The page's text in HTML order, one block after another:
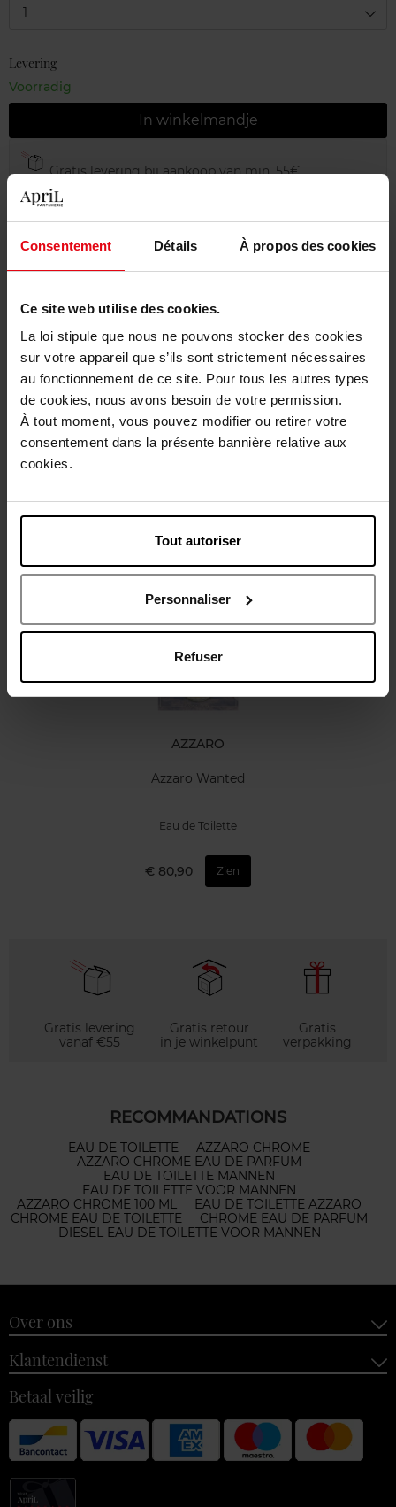
Consentement Détails À propos des cookies
Ce site web utilise des cookies.
La loi stipule que nous ne pouvons stocker des cookies
sur votre appareil que s’ils sont strictement nécessaires
au fonctionnement de ce site. Pour tous les autres types
de cookies, nous avons besoin de votre permission.
À tout moment, vous pouvez modifier ou retirer votre
consentement dans la présente bannière relative aux
cookies.
Tout autoriser
Personnaliser
Refuser
1
Levering
Voorradig
In winkelmandje
Gratis levering bij aankoop van min. 55€
Gratis retour in je winkelpunt
Beschrijving
Gebruiksadvies
Karakteristieken
Review Beleid inzake klantbeoordelingen
Nog iets vergeten ?
AZZARO
Azzaro Wanted
Eau de Toilette
€ 80,90 Zien
Gratis levering
vanaf €55
Gratis retour
in je winkelpunt
Gratis
verpakking
RECOMMANDATIONS
EAU DE TOILETTE
AZZARO CHROME
AZZARO CHROME EAU DE PARFUM
EAU DE TOILETTE MANNEN
EAU DE TOILETTE VOOR MANNEN
AZZARO CHROME 100 ML
EAU DE TOILETTE AZZARO
CHROME EAU DE TOILETTE
CHROME EAU DE PARFUM
DIESEL EAU DE TOILETTE VOOR MANNEN
Over ons
Klantendienst
Betaal veilig